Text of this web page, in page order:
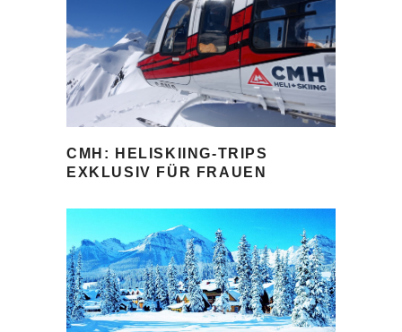
CMH: HELISKIING-TRIPS
EXKLUSIV FÜR FRAUEN